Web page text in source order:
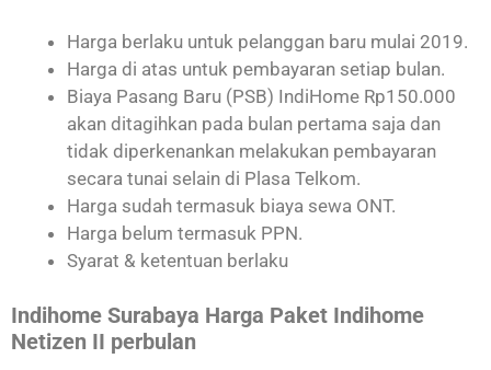
Harga berlaku untuk pelanggan baru mulai 2019.
Harga di atas untuk pembayaran setiap bulan.
Biaya Pasang Baru (PSB) IndiHome Rp150.000
akan ditagihkan pada bulan pertama saja dan
tidak diperkenankan melakukan pembayaran
secara tunai selain di Plasa Telkom.
Harga sudah termasuk biaya sewa ONT.
Harga belum termasuk PPN.
Syarat & ketentuan berlaku
Indihome Surabaya Harga Paket Indihome
Netizen II perbulan